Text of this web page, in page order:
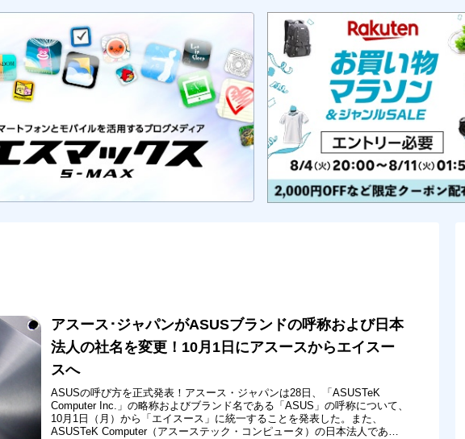
アスース･ジャパンがASUSブランドの呼称および日本
法人の社名を変更！10月1日にアスースからエイスー
スへ
ASUSの呼び方を正式発表！アスース・ジャパンは28日、「ASUSTeK
Computer Inc.」の略称およびブランド名である「ASUS」の呼称について、
10月1日（月）から「エイスース」に統一することを発表した。また、
ASUSTeK Computer（アスーステック・コンピュータ）の日本法人である